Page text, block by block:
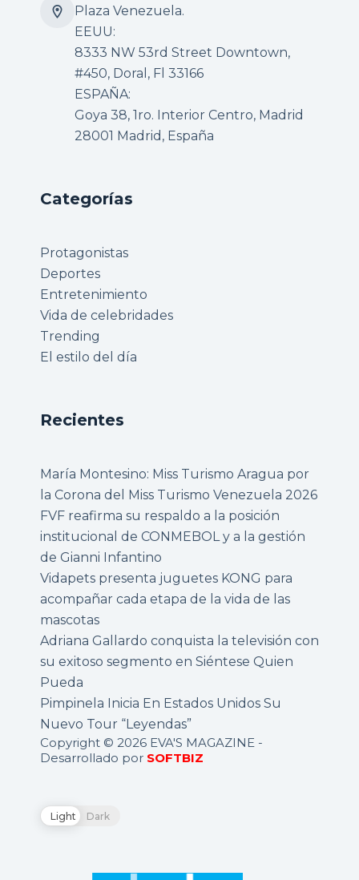
Plaza Venezuela.
EEUU:
8333 NW 53rd Street Downtown,
#450, Doral, Fl 33166
ESPAÑA:
Goya 38, 1ro. Interior Centro, Madrid
28001 Madrid, España
Categorías
Protagonistas
Deportes
Entretenimiento
Vida de celebridades
Trending
El estilo del día
Recientes
María Montesino: Miss Turismo Aragua por
la Corona del Miss Turismo Venezuela 2026
FVF reafirma su respaldo a la posición
institucional de CONMEBOL y a la gestión
de Gianni Infantino
Vidapets presenta juguetes KONG para
acompañar cada etapa de la vida de las
mascotas
Adriana Gallardo conquista la televisión con
su exitoso segmento en Siéntese Quien
Pueda
Pimpinela Inicia En Estados Unidos Su
Nuevo Tour “Leyendas”
Copyright © 2026 EVA'S MAGAZINE -
Desarrollado por SOFTBIZ
Light Dark